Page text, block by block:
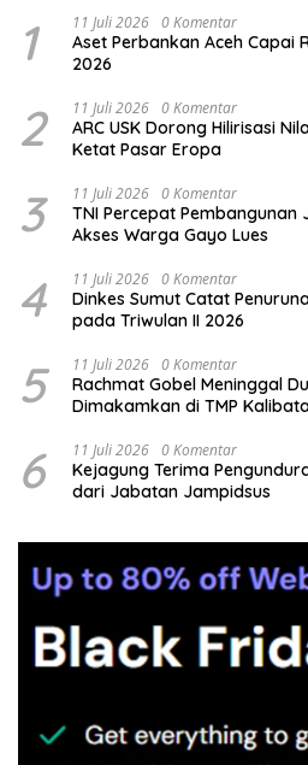
1 11 Juli 2026 0 Komentar
Aset Perbankan Aceh Capai
2026
2 11 Juli 2026 0 Komentar
ARC USK Dorong Hilirisasi
Ketat Pasar Eropa
3 11 Juli 2026 0 Komentar
TNI Percepat Pembangunan
Akses Warga Gayo Lues
4 11 Juli 2026 0 Komentar
Dinkes Sumut Catat
pada Triwulan II 2026
5 11 Juli 2026 0 Komentar
Rachmat Gobel Meninggal
Dimakamkan di TMP
6 11 Juli 2026 0 Komentar
Kejagung Terima
dari Jabatan Jampidsus